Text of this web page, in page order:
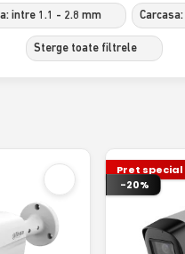
intre 1.1 - 2.8 mm
Sterge toate filtrele
Pret special
-20%